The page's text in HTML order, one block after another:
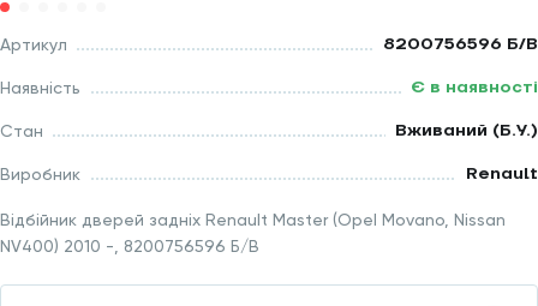
Відбійник дверей задніх Renault Master (Opel Movano, Nissan
NV400) 2010 -, 8200756596 Б/В
Артикул 8200756596 Б/В
Наявність Є в наявності
Стан Вживаний (Б.У.)
Виробник Renault